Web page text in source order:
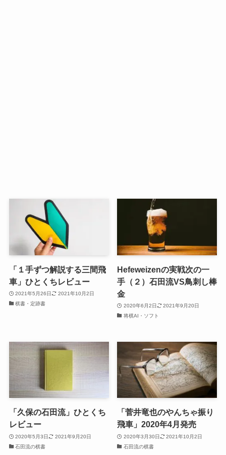
「１手ずつ解説する三間飛
車」ひとくちレビュー
2021年5月26日
2021年10月2日
棋書・定跡書
Hefeweizenの実戦次の一
手（２）石田流VS鳥刺し棒
金
2020年6月2日
2021年9月20日
将棋AI・ソフト
「久保の石田流」ひとくち
レビュー
2020年5月3日
2021年9月20日
石田流の棋書
「菅井竜也のやんちゃ振り
飛車」2020年4月発売
2020年3月30日
2021年10月2日
石田流の棋書